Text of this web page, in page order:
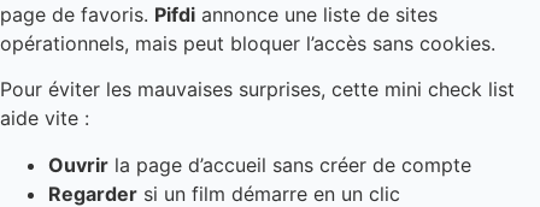
page de favoris. Pifdi annonce une liste de sites
opérationnels, mais peut bloquer l’accès sans cookies.
Pour éviter les mauvaises surprises, cette mini check list
aide vite :
Ouvrir la page d’accueil sans créer de compte
Regarder si un film démarre en un clic